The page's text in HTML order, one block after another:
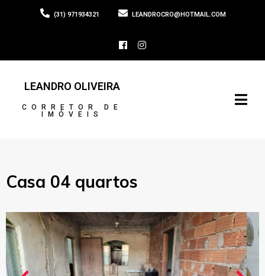
(31) 971934321 LEANDROCRO@HOTMAIL.COM
LEANDRO OLIVEIRA
CORRETOR DE
IMÓVEIS
Casa 04 quartos